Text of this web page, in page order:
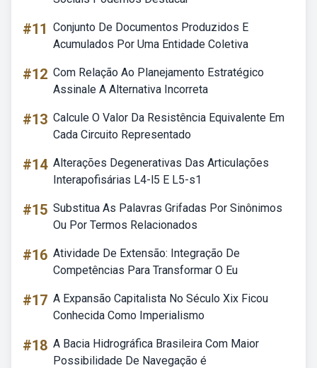
#11 Conjunto De Documentos Produzidos E
Acumulados Por Uma Entidade Coletiva
#12 Com Relação Ao Planejamento Estratégico
Assinale A Alternativa Incorreta
#13 Calcule O Valor Da Resistência Equivalente Em
Cada Circuito Representado
#14 Alterações Degenerativas Das Articulações
Interapofisárias L4-l5 E L5-s1
#15 Substitua As Palavras Grifadas Por Sinônimos
Ou Por Termos Relacionados
#16 Atividade De Extensão: Integração De
Competências Para Transformar O Eu
#17 A Expansão Capitalista No Século Xix Ficou
Conhecida Como Imperialismo
#18 A Bacia Hidrográfica Brasileira Com Maior
Possibilidade De Navegação é